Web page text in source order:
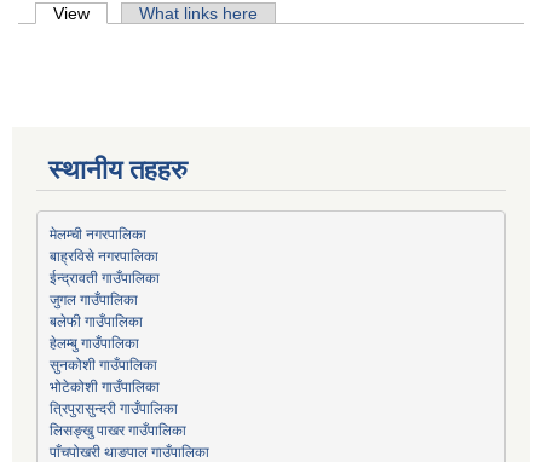
Primary tabs
View (active tab)What links here
स्थानीय तहहरु
मेलम्ची नगरपालिका
बाह्रविसे नगरपालिका
ईन्द्रावती गाउँपालिका
जुगल गाउँपालिका
बलेफी गाउँपालिका
हेलम्बु गाउँपालिका
सुनकोशी गाउँपालिका
भोटेकोशी गाउँपालिका
त्रिपुरासुन्दरी गाउँपालिका
लिसङ्खु पाखर गाउँपालिका
पाँचपोखरी थाङपाल गाउँपालिका